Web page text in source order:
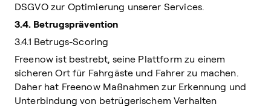
DSGVO zur Optimierung unserer Services.
3.4. Betrugsprävention
3.4.1 Betrugs-Scoring
Freenow ist bestrebt, seine Plattform zu einem
sicheren Ort für Fahrgäste und Fahrer zu machen.
Daher hat Freenow Maßnahmen zur Erkennung und
Unterbindung von betrügerischem Verhalten